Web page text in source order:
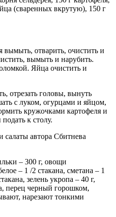
(сваренных вкрутую), 150 г
вымыть, отварить, очистить и
вымыть и нарубить.
Яйца очистить и
отрезать головы, вынуть
с луком, огурцами и яйцом,
кружочками картофеля и
к столу.
автора Сбитнева
– 300 г, овощи
– 1 /2 стакана, сметана – 1
зелень укропа – 40 г,
перец черный горошком,
нарезают тонкими